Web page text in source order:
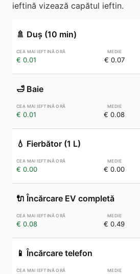
ieftină vizează capătul ieftin.
🚿 Duș (10 min)
€ 0.01 € 0.07
🛁 Baie
€ 0.01 € 0.08
💧 Fierbător (1 L)
€ 0.00 € 0.00
🔌 Încărcare EV completă
€ 0.08 € 0.49
📱 Încărcare telefon